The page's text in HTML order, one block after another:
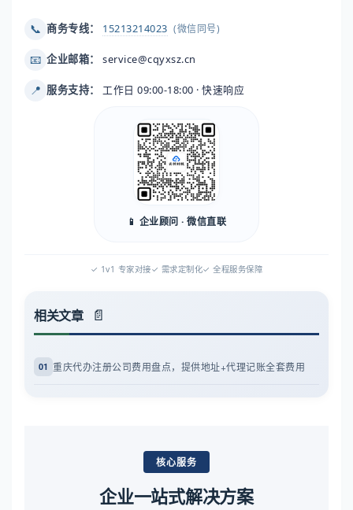
📞 商务专线： 15213214023 (微信同号)
📧 企业邮箱： service@cqyxsz.cn
📍 服务支持： 工作日 09:00-18:00 · 快速响应
📱 企业顾问 · 微信直联
✓ 1v1 专家对接✓ 需求定制化✓ 全程服务保障
相关文章
01 重庆代办注册公司费用盘点，提供地址+代理记账全套费用
核心服务
企业一站式解决方案